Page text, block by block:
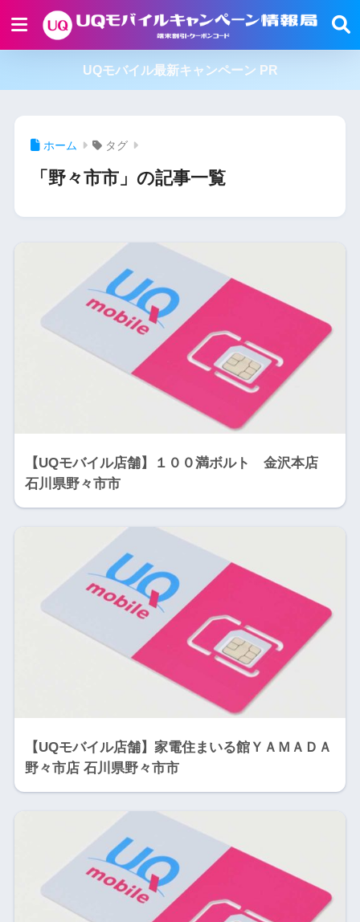
UQモバイル最新キャンペーン PR
ホーム タグ
「野々市市」の記事一覧
【UQモバイル店舗】１００満ボルト 金沢本店
石川県野々市市
【UQモバイル店舗】家電住まいる館ＹＡＭＡＤＡ
野々市店 石川県野々市市